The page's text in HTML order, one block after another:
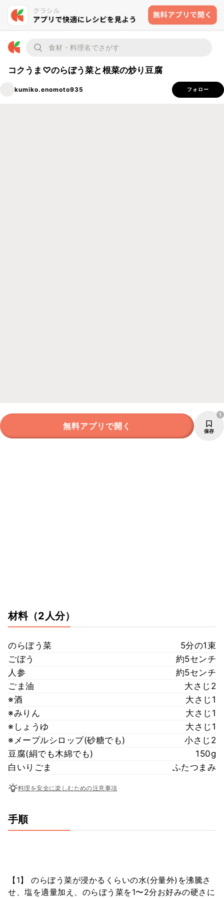
コクうま♡のらぼう菜と根菜の炒り豆腐
kumiko.enomoto935 フォロー
無料アプリで開く 保存
1
材料（2人分）
のらぼう菜
5分の1束
ごぼう
約5センチ
人参
約5センチ
ごま油
大さじ2
※酒
大さじ1
※みりん
大さじ1
※しょうゆ
大さじ1
※メープルシロップ(砂糖でも)
小さじ2
豆腐(絹でも木綿でも)
150g
白いりごま
ふたつまみ
料理を安全に楽しむための注意事項
手順
【1】 のらぼう菜が浸かるくらいの水(分量外)を沸騰さ
せ、塩を適量加え、のらぼう菜を1〜2分お好みの硬さに